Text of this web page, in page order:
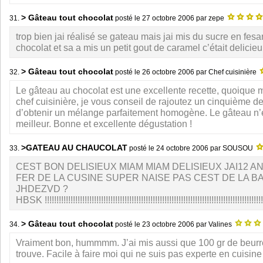
31. > Gâteau tout chocolat posté le 27 octobre 2006 par zepe
trop bien jai réalisé se gateau mais jai mis du sucre en
chocolat et sa a mis un petit gout de caramel c’était delicieu
32. > Gâteau tout chocolat posté le 26 octobre 2006 par Chef cuisinière
Le gâteau au chocolat est une excellente recette, quoique
chef cuisinière, je vous conseil de rajoutez un cinquième
d’obtenir un mélange parfaitement homogène. Le gâteau
meilleur. Bonne et excellente dégustation !
33. >GATEAU AU CHAUCOLAT posté le 24 octobre 2006 par SOUSOU
CEST BON DELISIEUX MIAM MIAM DELISIEUX JAI12
FER DE LA CUSINE SUPER NAISE PAS CEST DE LA
JHDEZVD ?
HBSK
34. > Gâteau tout chocolat posté le 23 octobre 2006 par Valines
Vraiment bon, hummmm. J’ai mis aussi que 100 gr de
trouve. Facile à faire moi qui ne suis pas experte en